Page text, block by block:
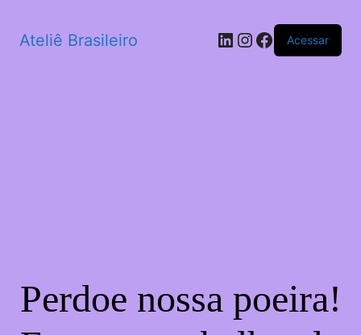
Ateliê Brasileiro LinkedIn
Instagram
Facebook
Acessar
Perdoe nossa poeira!